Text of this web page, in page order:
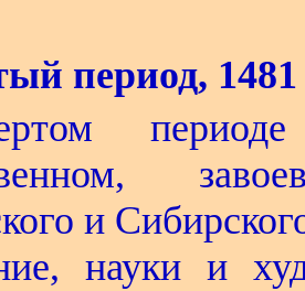
период, 1481
и
науки и